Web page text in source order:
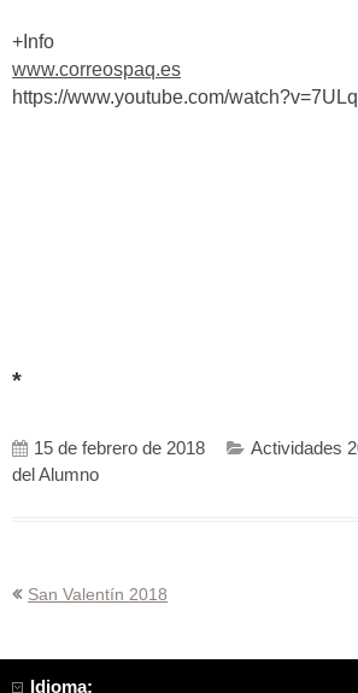
+Info
www.correospaq.es
https://www.youtube.com/
*
15 de febrero de 2018 Actividades
del Alumno
Navegación
San Valentín 2018
Idioma: